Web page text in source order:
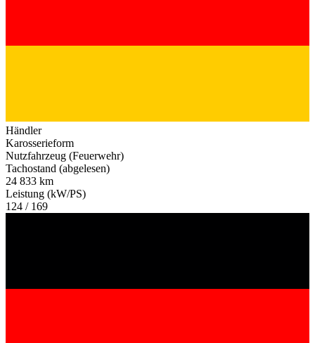
Händler
Karosserieform
Nutzfahrzeug (Feuerwehr)
Tachostand (abgelesen)
24 833 km
Leistung (kW/PS)
124 / 169